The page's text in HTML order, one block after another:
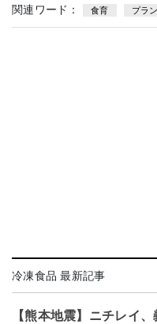
関連ワード： 食育 プラ
冷凍食品 最新記事
【熊本地震】ニチレイ